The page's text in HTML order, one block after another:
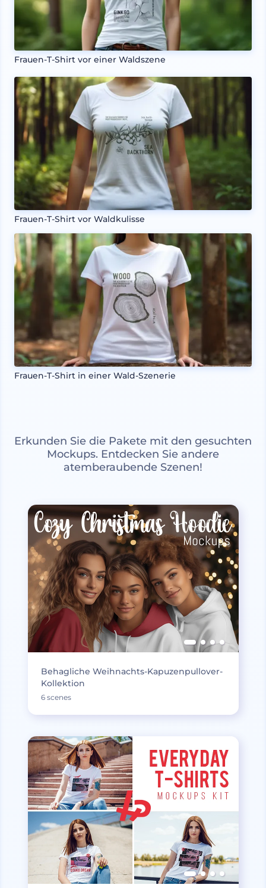
Frauen-T-Shirt vor einer Waldszene
Frauen-T-Shirt vor Waldkulisse
Frauen-T-Shirt in einer Wald-Szenerie
Erkunden Sie die Pakete mit den gesuchten
Mockups. Entdecken Sie andere
atemberaubende Szenen!
Behagliche Weihnachts-Kapuzenpullover-
Kollektion
6 scenes